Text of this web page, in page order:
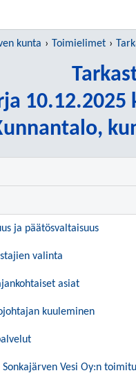
kunta Toimielimet
10.12.2025
ja päätösvaltaisuus
valinta
asiat
kuuleminen
Sonkajärven Vesi Oy:n